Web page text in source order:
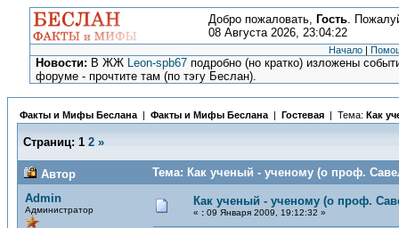
Добро пожаловать, Гость.
08 Августа 2026, 23:04:22
Начало |
Новости: В ЖЖ Leon-spb67 подробно (но кратко) изложены
форуме - прочтите там (по тэгу Беслан).
Факты и Мифы Беслана | Факты и Мифы Беслана | Гостевая | Тема: Как
Страниц: 1 2 »
Автор
Тема: Как ученый - ученому (о проф.
Admin
Администратор
Как ученый - ученому (о проф.
« : 09 Января 2009, 19:12:32 »